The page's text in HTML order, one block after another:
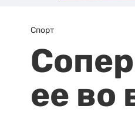
Спорт
ее во